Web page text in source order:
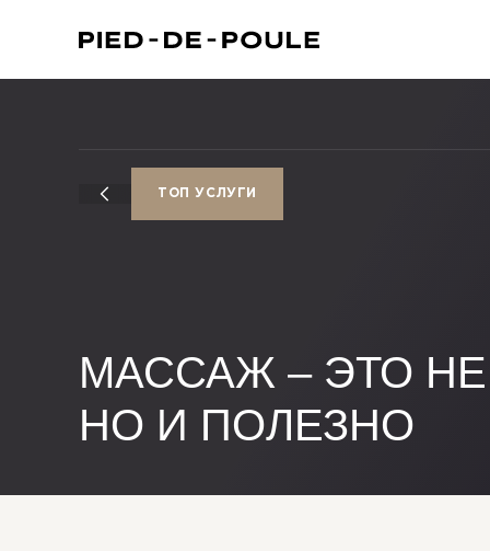
ТОП УСЛУГИ
МАССАЖ – ЭТО
НО И ПОЛЕЗНО